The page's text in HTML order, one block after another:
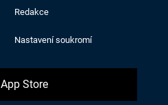
Redakce
Nastavení soukromí
App Store